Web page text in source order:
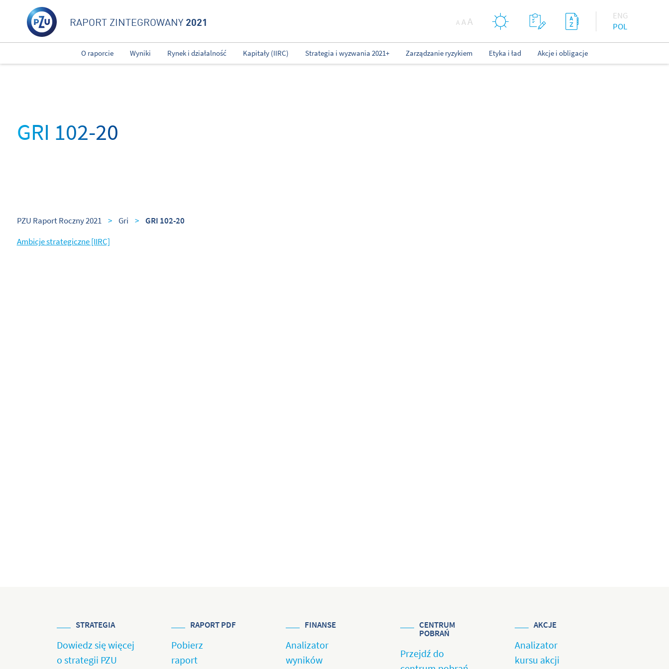
RAPORT ZINTEGROWANY 2021
ENG
POL
A AA
O raporcie Wyniki Rynek i działalność Kapitały (IIRC) Strategia i wyzwania 2021+ Zarządzanie ryzykiem Etyka i ład Akcje i obligacje
GRI 102-20
PZU Raport Roczny 2021 > Gri > GRI 102-20
Ambicje strategiczne [IIRC]
STRATEGIA
Dowiedz się więcej
o strategii PZU
RAPORT PDF
Pobierz
raport
FINANSE
Analizator
wyników
CENTRUM
POBRAŃ
Przejdź do
AKCJE
Analizator
kursu akcji